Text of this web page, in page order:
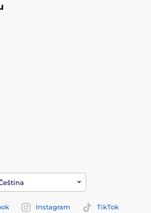
Instagram TikTok